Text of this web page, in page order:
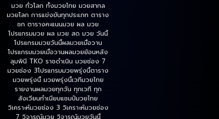
มวย ทั่วโลก ทั้งมวยไทย มวยสากล
มวยโลก การแข่งขันทุกประเภท ตาราง
ชก ตารางคะแนนมวย ผล มวย
โปรแกรมมวย ผล มวย สด มวย วันนี้
โปรแกรมมวยวันนี้ผลมวยเมื่อวาน
โปรแกรมมวยเมื่อวานผลมวยย้อนหลัง
ลุมพินี TKO ราชดำเนิน มวยช่อง 7
มวยช่อง 3โปรแกรมมวยพรุ่งนี้ตาราง
มวยพรุ่งนี้ มวยพรุ่งนี้เวทีมวยไทย
รายงานผลมวยทุกวัน ทุกเวที ทุก
สังเวียนทำเนียบแชมป์มวยไทย
วิเคราะห์มวยช่อง 3 วิเคราะห์มวยช่อง
7 วิจารณ์มวย วิจารณ์มวยวันนี้